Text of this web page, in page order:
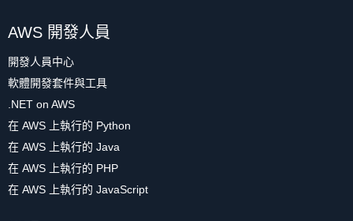
AWS 開發人員
開發人員中心
軟體開發套件與工具
.NET on AWS
在 AWS 上執行的 Python
在 AWS 上執行的 Java
在 AWS 上執行的 PHP
在 AWS 上執行的 JavaScript